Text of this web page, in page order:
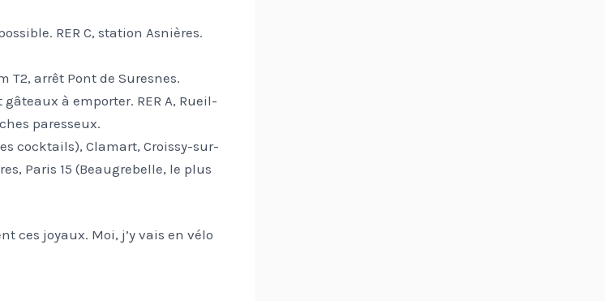
RER C, station Asnières.
T2, arrêt Pont de Suresnes.
à emporter. RER A, Rueil-
paresseux.
cocktails), Clamart, Croissy-sur-
Paris 15 (Beaugrebelle, le plus
ces joyaux. Moi, j’y vais en vélo